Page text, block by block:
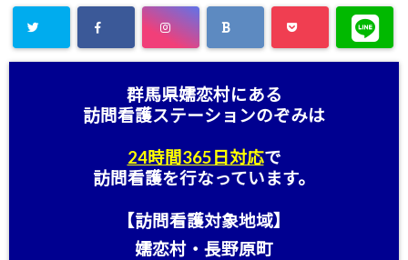
群馬県嬬恋村にある
訪問看護ステーションのぞみは
24時間365日対応で
訪問看護を行なっています。
【訪問看護対象地域】
嬬恋村・長野原町